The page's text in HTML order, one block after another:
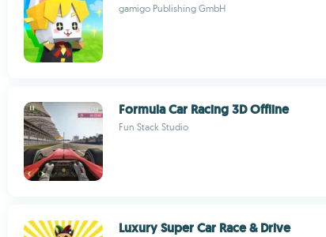
gamigo Publishing GmbH
Formula Car Racing 3D Offline
Fun Stack Studio
Luxury Super Car Race & Drive